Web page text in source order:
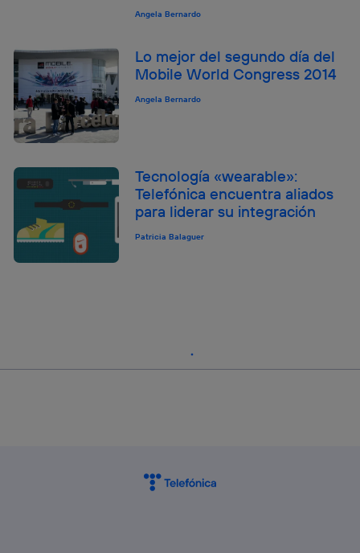
Angela Bernardo
Lo mejor del segundo día del
Mobile World Congress 2014
Angela Bernardo
Tecnología «wearable»:
Telefónica encuentra aliados
para liderar su integración
Patricia Balaguer